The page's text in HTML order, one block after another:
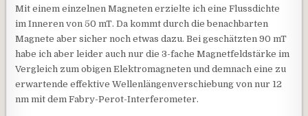
Mit einem einzelnen Magneten erzielte ich eine Flussdichte
im Inneren von 50 mT. Da kommt durch die benachbarten
Magnete aber sicher noch etwas dazu. Bei geschätzten 90 mT
habe ich aber leider auch nur die 3-fache Magnetfeldstärke im
Vergleich zum obigen Elektromagneten und demnach eine zu
erwartende effektive Wellenlängenverschiebung von nur 12
nm mit dem Fabry-Perot-Interferometer.